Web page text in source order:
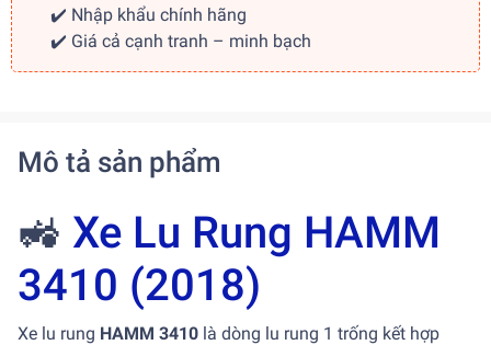
✔️ Nhập khẩu chính hãng
✔️ Giá cả cạnh tranh – minh bạch
Mô tả sản phẩm
🚜 Xe Lu Rung HAMM
3410 (2018)
Xe lu rung HAMM 3410 là dòng lu rung 1 trống kết hợp